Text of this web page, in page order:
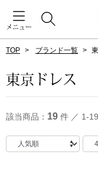
メニュー
TOP ブランド一覧
東京ドレス
該当商品： 19 件 ／ 1-